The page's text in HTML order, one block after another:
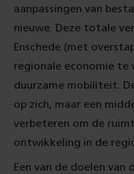
aanpassingen van
nieuwe. Deze totale
Enschede (met
regionale economie te
duurzame mobiliteit.
op zich, maar een
verbeteren om de
ontwikkeling in de
Een van de doelen van